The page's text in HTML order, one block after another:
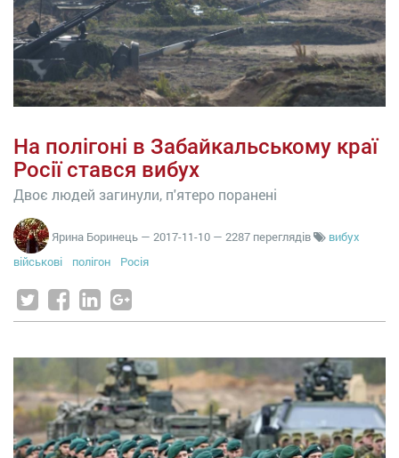
На полігоні в Забайкальському краї
Росії стався вибух
Двоє людей загинули, п'ятеро поранені
Ярина Боринець — 2017-11-10 — 2287 переглядів
вибух
військові
полігон Росія